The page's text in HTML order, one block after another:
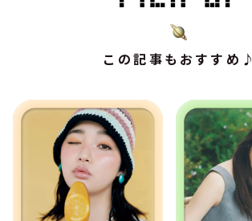
この記事もおすすめ♪